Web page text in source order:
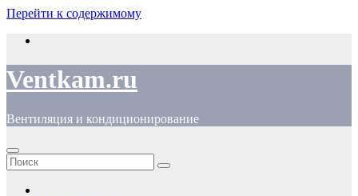
Перейти к содержимому
Ventkam.ru
Вентиляция и кондиционирование